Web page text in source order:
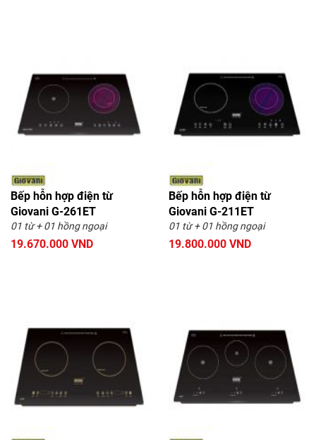
Bếp hỗn hợp điện từ
Giovani G-261ET
01 từ + 01 hồng ngoại
19.670.000 VND
Bếp hỗn hợp điện từ
Giovani G-211ET
01 từ + 01 hồng ngoại
19.800.000 VND